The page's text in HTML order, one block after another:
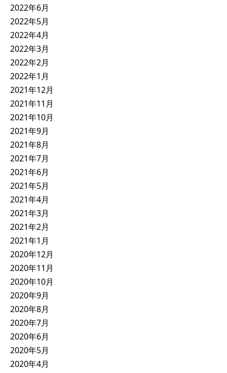
2022年6月
2022年5月
2022年4月
2022年3月
2022年2月
2022年1月
2021年12月
2021年11月
2021年10月
2021年9月
2021年8月
2021年7月
2021年6月
2021年5月
2021年4月
2021年3月
2021年2月
2021年1月
2020年12月
2020年11月
2020年10月
2020年9月
2020年8月
2020年7月
2020年6月
2020年5月
2020年4月